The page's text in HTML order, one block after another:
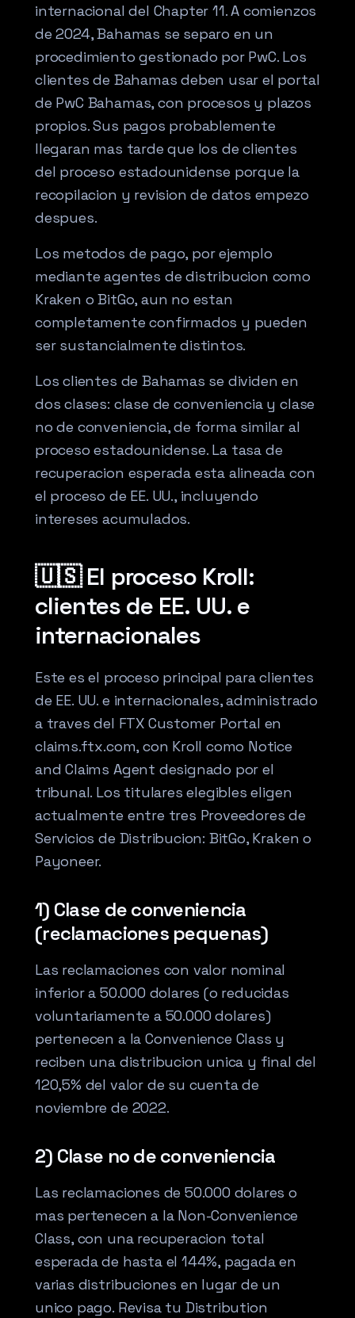
internacional del Chapter 11. A comienzos
de 2024, Bahamas se separo en un
procedimiento gestionado por PwC. Los
clientes de Bahamas deben usar el portal
de PwC Bahamas, con procesos y plazos
propios. Sus pagos probablemente
llegaran mas tarde que los de clientes
del proceso estadounidense porque la
recopilacion y revision de datos empezo
despues.
Los metodos de pago, por ejemplo
mediante agentes de distribucion como
Kraken o BitGo, aun no estan
completamente confirmados y pueden
ser sustancialmente distintos.
Los clientes de Bahamas se dividen en
dos clases: clase de conveniencia y clase
no de conveniencia, de forma similar al
proceso estadounidense. La tasa de
recuperacion esperada esta alineada con
el proceso de EE. UU., incluyendo
intereses acumulados.
🇺🇸 El proceso Kroll:
clientes de EE. UU. e
internacionales
Este es el proceso principal para clientes
de EE. UU. e internacionales, administrado
a traves del FTX Customer Portal en
claims.ftx.com, con Kroll como Notice
and Claims Agent designado por el
tribunal. Los titulares elegibles eligen
actualmente entre tres Proveedores de
Servicios de Distribucion: BitGo, Kraken o
Payoneer.
1) Clase de conveniencia
(reclamaciones pequenas)
Las reclamaciones con valor nominal
inferior a 50.000 dolares (o reducidas
voluntariamente a 50.000 dolares)
pertenecen a la Convenience Class y
reciben una distribucion unica y final del
120,5% del valor de su cuenta de
noviembre de 2022.
2) Clase no de conveniencia
Las reclamaciones de 50.000 dolares o
mas pertenecen a la Non-Convenience
Class, con una recuperacion total
esperada de hasta el 144%, pagada en
varias distribuciones en lugar de un
unico pago. Revisa tu Distribution